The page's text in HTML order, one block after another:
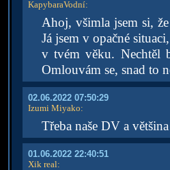
KapybaraVodní:
Ahoj, všimla jsem si,
Já jsem v opačné
v tvém věku. Nechtěl
Omlouvám se, snad to
02.06.2022 07:50:29
Izumi Miyako:
Třeba naše DV a
01.06.2022 22:40:51
Xik real: